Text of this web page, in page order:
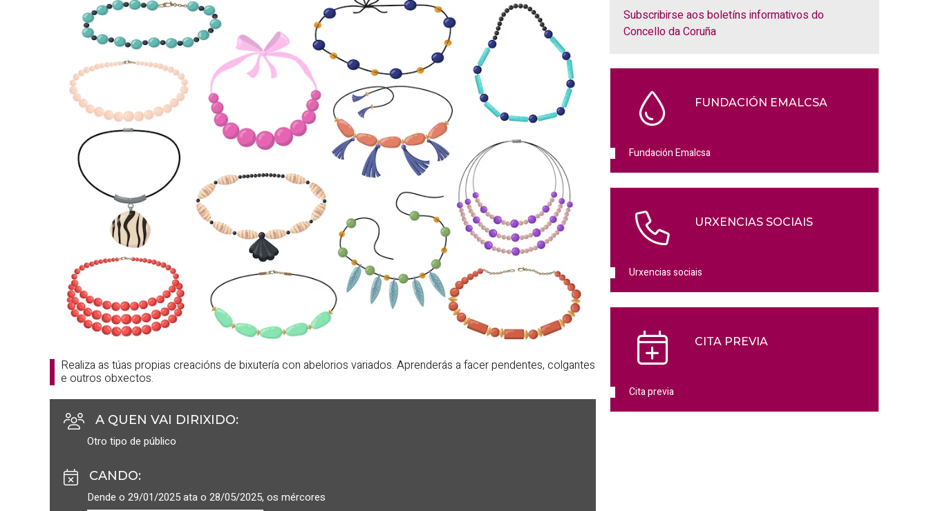
Realiza as túas propias creacións de bixutería con abelorios variados. Aprenderás a facer pendentes, colgantes
e outros obxectos.
A QUEN VAI DIRIXIDO:
Otro tipo de público
CANDO:
Dende o 29/01/2025 ata o 28/05/2025, os mércores
Subscribirse aos boletíns informativos do
Concello da Coruña
FUNDACIÓN EMALCSA
Fundación Emalcsa
URXENCIAS SOCIAIS
Urxencias sociais
CITA PREVIA
Cita previa